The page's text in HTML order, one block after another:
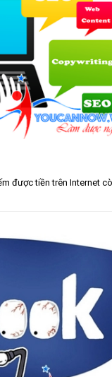
được tiền trên Internet